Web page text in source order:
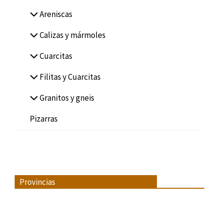
Areniscas
Calizas y mármoles
Cuarcitas
Filitas y Cuarcitas
Granitos y gneis
Pizarras
Provincias